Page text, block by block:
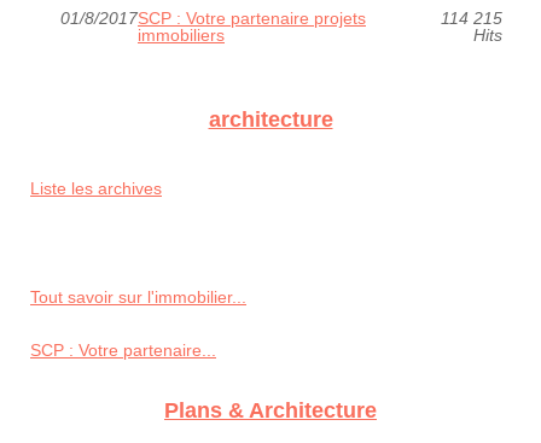
01/8/2017SCP : Votre partenaire projets
immobiliers
114 215
Hits
architecture
Liste les archives
Tout savoir sur l'immobilier...
SCP : Votre partenaire...
Plans & Architecture